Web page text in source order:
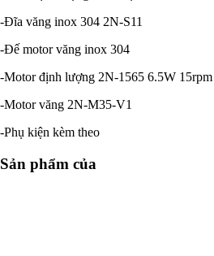
-Đĩa văng inox 304 2N-S11
-Đế motor văng inox 304
-Motor định lượng 2N-1565 6.5W 15rpm
-Motor văng 2N-M35-V1
-Phụ kiện kèm theo
Sản phẩm của